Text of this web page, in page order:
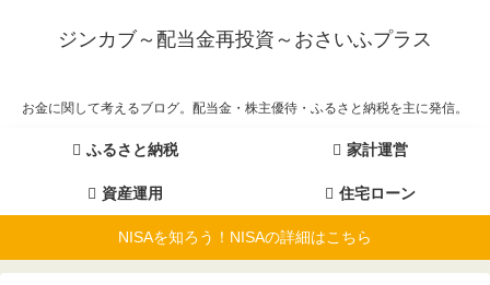
ジンカブ～配当金再投資～おさいふプラス
お金に関して考えるブログ。配当金・株主優待・ふるさと納税を主に発信。
ふるさと納税 家計運営
資産運用 住宅ローン
NISAを知ろう！NISAの詳細はこちら